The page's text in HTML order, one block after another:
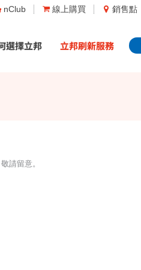
nClub 線上購買 銷售點
選擇立邦 立邦刷新服務
請留意。